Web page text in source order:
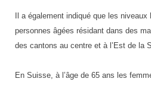
Il a également indiqué que les
personnes âgées résidant dans des
des cantons au centre et à l’Est de la
En Suisse, à l’âge de 65 ans les